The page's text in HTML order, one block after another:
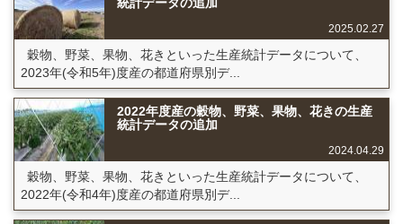
2025.02.27
穀物、野菜、果物、花きといった生産統計データについて、
2023年(令和5年)度産の都道府県別デ...
2022年度産の穀物、野菜、果物、花きの生産
統計データの追加
2024.04.29
穀物、野菜、果物、花きといった生産統計データについて、
2022年(令和4年)度産の都道府県別デ...